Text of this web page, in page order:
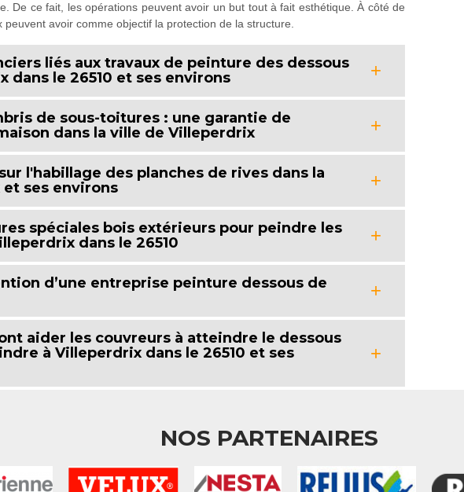
De ce fait, les opérations peuvent avoir un but tout à fait esthétique. À côté de
avoir comme objectif la protection de la structure.
liés aux travaux de peinture des dessous
dans le 26510 et ses environs
de sous-toitures : une garantie de
dans la ville de Villeperdrix
l'habillage des planches de rives dans la
ses environs
spéciales bois extérieurs pour peindre les
dans le 26510
d’une entreprise peinture dessous de
aider les couvreurs à atteindre le dessous
à Villeperdrix dans le 26510 et ses
NOS PARTENAIRES